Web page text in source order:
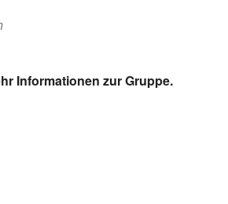
Informationen zur Gruppe.